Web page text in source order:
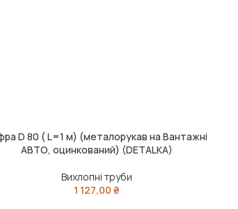
В КОШИК
D 80 ( L=1 м) (металорукав на Вантажні
АВТО, оцинкований) (DETALKA)
Вихлопні труби
1 127,00₴